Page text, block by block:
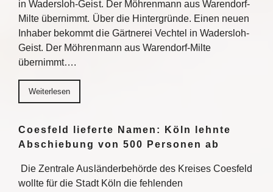
in Wadersloh-Geist. Der Möhrenmann aus Warendorf-
Milte übernimmt. Über die Hintergründe. Einen neuen
Inhaber bekommt die Gärtnerei Vechtel in Wadersloh-
Geist. Der Möhrenmann aus Warendorf-Milte
übernimmt….
Weiterlesen
Coesfeld lieferte Namen: Köln lehnte
Abschiebung von 500 Personen ab
Die Zentrale Ausländerbehörde des Kreises Coesfeld
wollte für die Stadt Köln die fehlenden